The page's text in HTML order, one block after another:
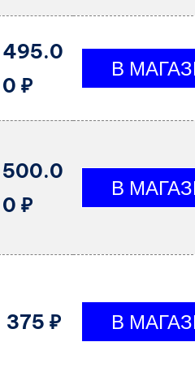
495.0
0 ₽
500.0
0 ₽
375 ₽